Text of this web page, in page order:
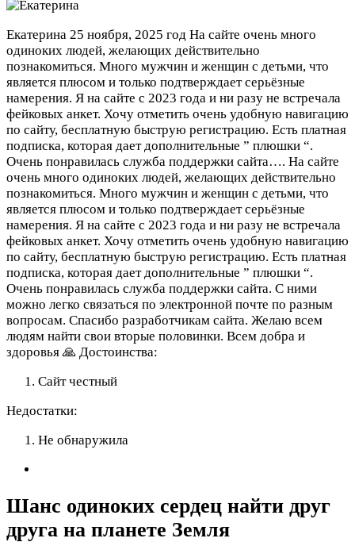
Екатерина 25 ноября, 2025 год На сайте очень много
одиноких людей, желающих действительно
познакомиться. Много мужчин и женщин с детьми, что
является плюсом и только подтверждает серьёзные
намерения. Я на сайте с 2023 года и ни разу не встречала
фейковых анкет. Хочу отметить очень удобную навигацию
по сайту, бесплатную быструю регистрацию. Есть платная
подписка, которая дает дополнительные ” плюшки “.
Очень понравилась служба поддержки сайта…. На сайте
очень много одиноких людей, желающих действительно
познакомиться. Много мужчин и женщин с детьми, что
является плюсом и только подтверждает серьёзные
намерения. Я на сайте с 2023 года и ни разу не встречала
фейковых анкет. Хочу отметить очень удобную навигацию
по сайту, бесплатную быструю регистрацию. Есть платная
подписка, которая дает дополнительные ” плюшки “.
Очень понравилась служба поддержки сайта. С ними
можно легко связаться по электронной почте по разным
вопросам. Спасибо разработчикам сайта. Желаю всем
людям найти свои вторые половинки. Всем добра и
здоровья 🙏 Достоинства:
Сайт честный
Недостатки:
Не обнаружила
Шанс одиноких сердец найти друг
друга на планете Земля